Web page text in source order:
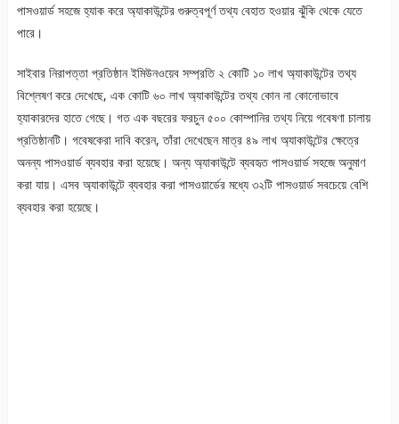
পাসওয়ার্ড সহজে হ্যাক করে অ্যাকাউন্টের গুরুত্বপূর্ণ তথ্য বেহাত হওয়ার ঝুঁকি থেকে যেতে
পারে।
সাইবার নিরাপত্তা প্রতিষ্ঠান ইমিউনওয়েব সম্প্রতি ২ কোটি ১০ লাখ অ্যাকাউন্টের তথ্য
বিশ্লেষণ করে দেখেছে, এক কোটি ৬০ লাখ অ্যাকাউন্টের তথ্য কোন না কোনোভাবে
হ্যাকারদের হাতে গেছে। গত এক বছরের ফরচুন ৫০০ কোম্পানির তথ্য নিয়ে গবেষণা চালায়
প্রতিষ্ঠানটি। গবেষকেরা দাবি করেন, তাঁরা দেখেছেন মাত্র ৪৯ লাখ অ্যাকাউন্টের ক্ষেত্রে
অনন্য পাসওয়ার্ড ব্যবহার করা হয়েছে। অন্য অ্যাকাউন্টে ব্যবহৃত পাসওয়ার্ড সহজে অনুমাণ
করা যায়। এসব অ্যাকাউন্টে ব্যবহার করা পাসওয়ার্ডের মধ্যে ৩২টি পাসওয়ার্ড সবচেয়ে বেশি
ব্যবহার করা হয়েছে।